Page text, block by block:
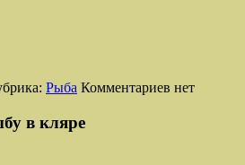
Рыба Комментариев нет
в кляре